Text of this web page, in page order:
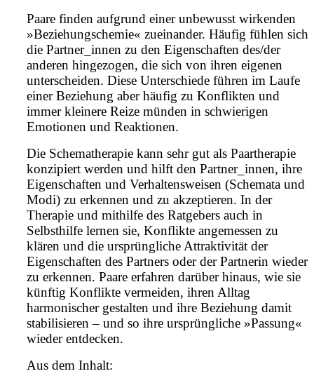
Paare finden aufgrund einer unbewusst wirkenden
»Beziehungschemie« zueinander. Häufig fühlen sich
die Partner_innen zu den Eigenschaften des/der
anderen hingezogen, die sich von ihren eigenen
unterscheiden. Diese Unterschiede führen im Laufe
einer Beziehung aber häufig zu Konflikten und
immer kleinere Reize münden in schwierigen
Emotionen und Reaktionen.
Die Schematherapie kann sehr gut als Paartherapie
konzipiert werden und hilft den Partner_innen, ihre
Eigenschaften und Verhaltensweisen (Schemata und
Modi) zu erkennen und zu akzeptieren. In der
Therapie und mithilfe des Ratgebers auch in
Selbsthilfe lernen sie, Konflikte angemessen zu
klären und die ursprüngliche Attraktivität der
Eigenschaften des Partners oder der Partnerin wieder
zu erkennen. Paare erfahren darüber hinaus, wie sie
künftig Konflikte vermeiden, ihren Alltag
harmonischer gestalten und ihre Beziehung damit
stabilisieren – und so ihre ursprüngliche »Passung«
wieder entdecken.
Aus dem Inhalt: